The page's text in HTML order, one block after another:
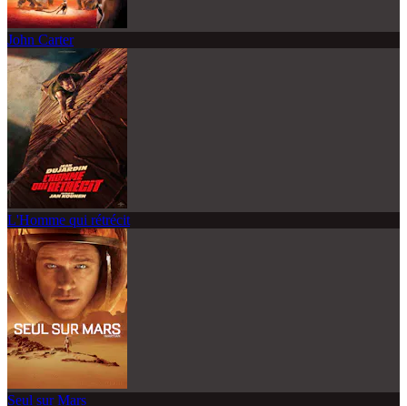
John Carter
L'Homme qui rétrécit
Seul sur Mars